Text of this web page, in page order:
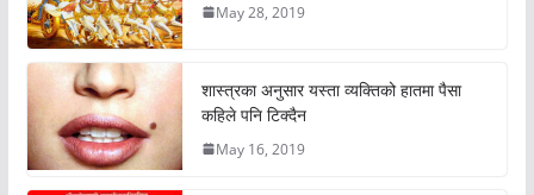
May 28, 2019
शास्त्रका अनुसार यस्ता व्यक्तिको हातमा पैसा
कहिले पनि टिक्दैन
May 16, 2019